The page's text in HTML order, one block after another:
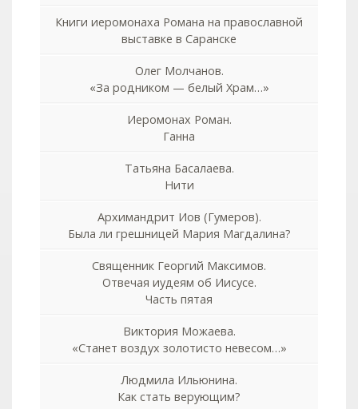
Книги иеромонаха Романа на православной
выставке в Саранске
Олег Молчанов.
«За родником — белый Храм…»
Иеромонах Роман.
Ганна
Татьяна Басалаева.
Нити
Архимандрит Иов (Гумеров).
Была ли грешницей Мария Магдалина?
Священник Георгий Максимов.
Отвечая иудеям об Иисусе.
Часть пятая
Виктория Можаева.
«Станет воздух золотисто невесом…»
Людмила Ильюнина.
Как стать верующим?